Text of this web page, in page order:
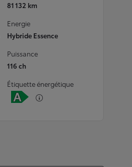
81 132 km
Energie
Hybride Essence
Puissance
116 ch
Étiquette énergétique